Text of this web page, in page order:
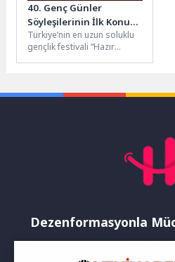
40. Genç Günler
Söyleşilerinin İlk Konuğu
İlker Kaleli’ydi
Türkiye’nin en uzun soluklu
gençlik festivali “Hazır
Dezenformasyonla
Yayınlanan haberler doğruluk